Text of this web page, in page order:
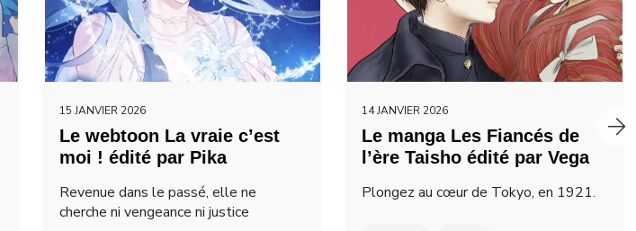
15 JANVIER 2026
Le webtoon La vraie c’est
moi ! édité par Pika
Revenue dans le passé, elle ne
cherche ni vengeance ni justice
14 JANVIER 2026
Le manga Les Fiancés de
l’ère Taisho édité par Vega
Plongez au cœur de Tokyo, en 1921.